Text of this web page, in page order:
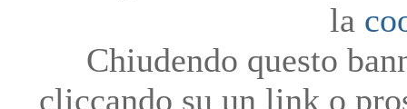
la
Chiudendo questo
cliccando su un link o